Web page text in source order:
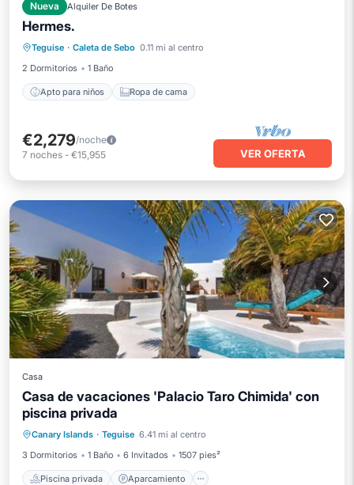
Nueva Alquiler De Botes
Hermes.
Teguise · Caleta de Sebo 0.11 mi al centro
2 Dormitorios
1 Baño
Apto para niños Ropa de cama
Apto para niños Ropa de cama
€2,279/noche
7 noches - €15,955 VER OFERTA
Casa
Casa de vacaciones 'Palacio Taro Chimida' con
piscina privada
Canary Islands · Teguise 6.41 mi al centro
3 Dormitorios
1 Baño 6 Invitados 1507 pies²
Piscina privada Aparcamiento
Piscina privada
Piscina
Cocina